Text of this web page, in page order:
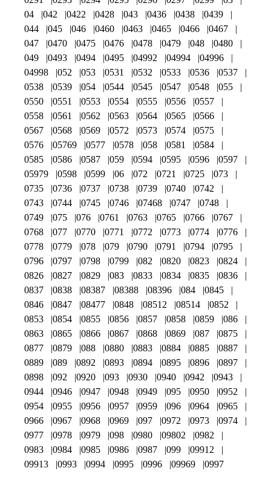
04
042 0422 0428 043 0436 0438
0439
044
045 046 0460 0463 0465 0466
0467
047
0470 0475 0476 0478 0479 048
0480
049
0493 0494 0495 04992 04994
04996
04998
052 053 0531 0532 0533 0536
0537
0538
0539 054 0544 0545 0547 0548
055
0550
0551 0553 0554 0555 0556
0557
0558
0561 0562 0563 0564 0565
0566
0567
0568 0569 0572 0573 0574
0575
0576
05769 0577 0578 058 0581
0584
0585
0586 0587 059 0594 0595 0596
0597
05979
0598 0599 06 072 0721 0725
073
0735
0736 0737 0738 0739 0740
0742
0743
0744 0745 0746 07468 0747
0748
0749
075 076 0761 0763 0765 0766
0767
0768
077 0770 0771 0772 0773 0774
0776
0778
0779 078 079 0790 0791 0794
0795
0796
0797 0798 0799 082 0820 0823
0824
0826
0827 0829 083 0833 0834 0835
0836
0837
0838 08387 08388 08396 084
0845
0846
0847 08477 0848 08512 08514
0852
0853
0854 0855 0856 0857 0858 0859
086
0863
0865 0866 0867 0868 0869 087
0875
0877
0879 088 0880 0883 0884 0885
0887
0889
089 0892 0893 0894 0895 0896
0897
0898
092 0920 093 0930 0940 0942
0943
0944
0946 0947 0948 0949 095 0950
0952
0954
0955 0956 0957 0959 096 0964
0965
0966
0967 0968 0969 097 0972 0973
0974
0977
0978 0979 098 0980 09802
0982
0983
0984 0985 0986 0987 099
09912
09913
0993 0994 0995 0996 09969 0997